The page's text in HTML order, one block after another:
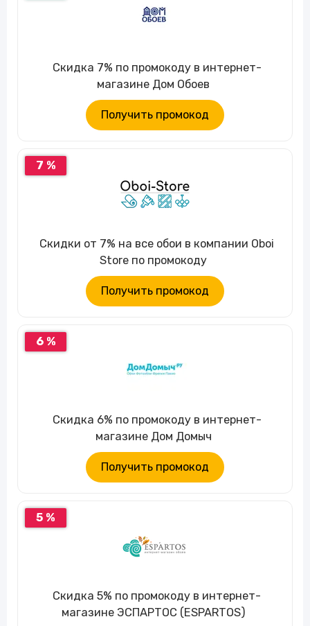
Скидка 7% по промокоду в интернет-
магазине Дом Обоев
Получить промокод
7 %
Скидки от 7% на все обои в компании Oboi
Store по промокоду
Получить промокод
6 %
Скидка 6% по промокоду в интернет-
магазине Дом Домыч
Получить промокод
5 %
Скидка 5% по промокоду в интернет-
магазине ЭСПАРТОС (ESPARTOS)